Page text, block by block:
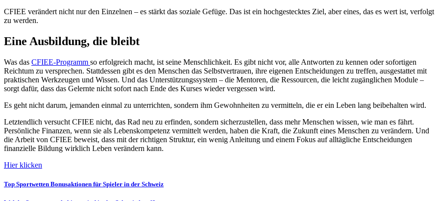
CFIEE verändert nicht nur den Einzelnen – es stärkt das soziale Gefüge. Das ist ein hochgestecktes Ziel, aber eines, das es wert ist, verfolgt
zu werden.
Eine Ausbildung, die bleibt
Was das CFIEE-Programm so erfolgreich macht, ist seine Menschlichkeit. Es gibt nicht vor, alle Antworten zu kennen oder sofortigen
Reichtum zu versprechen. Stattdessen gibt es den Menschen das Selbstvertrauen, ihre eigenen Entscheidungen zu treffen, ausgestattet mit
praktischen Werkzeugen und Wissen. Und das Unterstützungssystem – die Mentoren, die Ressourcen, die leicht zugänglichen Module –
sorgt dafür, dass das Gelernte nicht sofort nach Ende des Kurses wieder vergessen wird.
Es geht nicht darum, jemanden einmal zu unterrichten, sondern ihm Gewohnheiten zu vermitteln, die er ein Leben lang beibehalten wird.
Letztendlich versucht CFIEE nicht, das Rad neu zu erfinden, sondern sicherzustellen, dass mehr Menschen wissen, wie man es fährt.
Persönliche Finanzen, wenn sie als Lebenskompetenz vermittelt werden, haben die Kraft, die Zukunft eines Menschen zu verändern. Und
die Arbeit von CFIEE beweist, dass mit der richtigen Struktur, ein wenig Anleitung und einem Fokus auf alltägliche Entscheidungen
finanzielle Bildung wirklich Leben verändern kann.
Hier klicken
Post
Top Sportwetten Bonusaktionen für Spieler in der Schweiz